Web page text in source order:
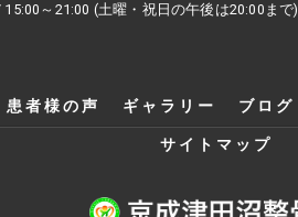
15:00～21:00 (土曜・祝日の午後は20:00まで)
患者様の声 ギャラリー ブログ
サイトマップ